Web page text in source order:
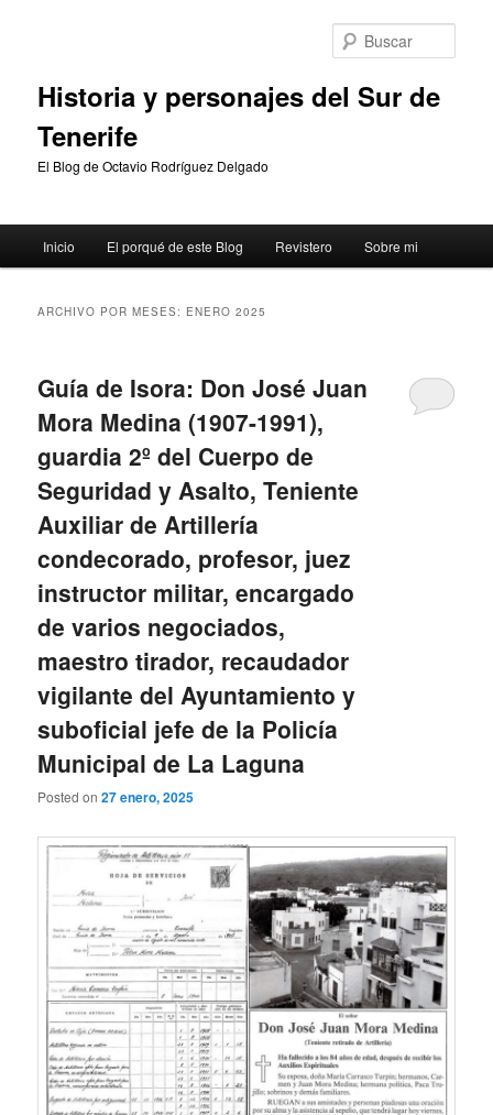
Historia y personajes del Sur de
Tenerife
El Blog de Octavio Rodríguez Delgado
principal
Inicio El porqué de este Blog Revistero Sobre mi
ARCHIVO POR MESES: ENERO 2025
Guía de Isora: Don José Juan
Mora Medina (1907-1991),
guardia 2º del Cuerpo de
Seguridad y Asalto, Teniente
Auxiliar de Artillería
condecorado, profesor, juez
instructor militar, encargado
de varios negociados,
maestro tirador, recaudador
vigilante del Ayuntamiento y
suboficial jefe de la Policía
Municipal de La Laguna
Posted on27 enero, 2025